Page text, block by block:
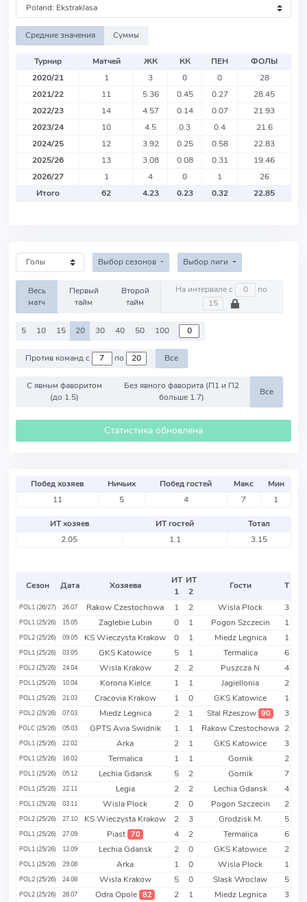
Средние значения Суммы
Турнир Матчей ЖК КК ПЕН
ФОЛЫ
2020/21
1 3 0 0
28
2021/22
11 5.36 0.45 0.27
28.45
2022/23
14 4.57 0.14 0.07
21.93
2023/24
10 4.5 0.3 0.4
21.6
2024/25
12 3.92 0.25 0.58
22.83
2025/26
13 3.08 0.08 0.31
19.46
2026/27
1 4 0 1
26
Итого
62 4.23 0.23 0.32 22.85
Выбор сезонов Выбор лиги
Весь
матч
Первый
тайм
Второй
тайм
На интервале с по
5 10 15 20 30 40 50 100
Против команд с по Все
С явным фаворитом
(до 1.5)
Без явного фаворита (П1 и П2
больше 1.7)
Все
Статистика обновлена
Побед хозяев Ничьих Побед гостей Макс
Мин
11
5 4 7 1
ИТ хозяев ИТ гостей
Тотал
2.05
1.1 3.15
Сезон Дата Хозяева
ИТ
1
ИТ
2
Гости Т
POL1 (26/27) 26.07 Rakow Czestochowa 1 2 Wisla Plock 3
POL1 (25/26) 15.05 Zaglebie Lubin 0 1 Pogon Szczecin 1
POL2 (25/26) 09.05 KS Wieczysta Krakow 0 1 Miedz Legnica 1
POL1 (25/26) 03.05 GKS Katowice 5 1 Termalica 6
POL2 (25/26) 24.04 Wisla Krakow 2 2 Puszcza N 4
POL1 (25/26) 10.04 Korona Kielce 1 1 Jagiellonia 2
POL1 (25/26) 21.03 Cracovia Krakow 1 0 GKS Katowice 1
POL2 (25/26) 07.03 Miedz Legnica 2 1 Stal Rzeszow 90 3
POLC (25/26) 05.03 GPTS Avia Swidnik 1 1 Rakow Czestochowa 2
POL1 (25/26) 22.02 Arka 2 1 GKS Katowice 3
POL1 (25/26) 16.02 Termalica 1 1 Gornik 2
POL1 (25/26) 05.12 Lechia Gdansk 5 2 Gornik 7
POL1 (25/26) 22.11 Legia 2 2 Lechia Gdansk 4
POL1 (25/26) 03.11 Wisla Plock 2 0 Pogon Szczecin 2
POL2 (25/26) 27.10 KS Wieczysta Krakow 2 3 Grodzisk M. 5
POL1 (25/26) 27.09 Piast 70 4 2 Termalica 6
POL1 (25/26) 12.09 Lechia Gdansk 2 0 GKS Katowice 2
POL1 (25/26) 29.08 Arka 1 0 Wisla Plock 1
POL2 (25/26) 24.08 Wisla Krakow 5 0 Slask Wroclaw 5
POL2 (25/26) 28.07 Odra Opole 82 2 1 Miedz Legnica 3